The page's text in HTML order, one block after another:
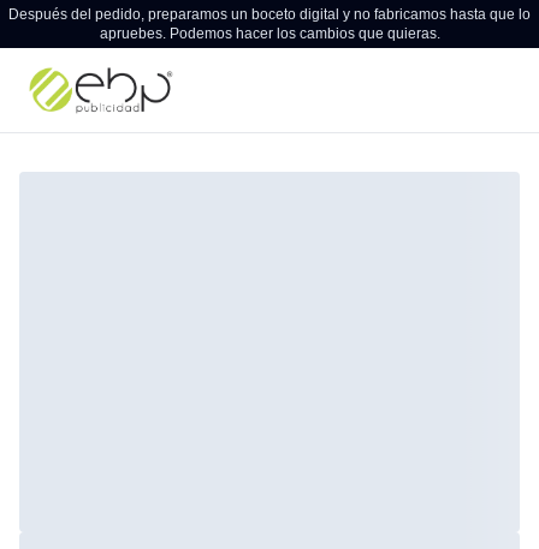
Después del pedido, preparamos un boceto digital y no fabricamos hasta que lo
apruebes. Podemos hacer los cambios que quieras.